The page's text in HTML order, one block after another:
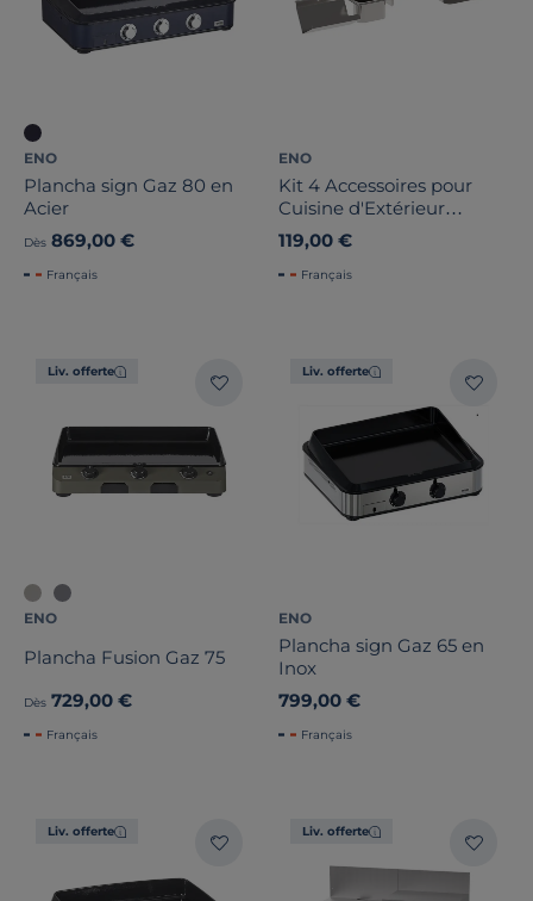
ENO
Plancha sign Gaz 80 en
Acier
Dès 869,00 €
Français
ENO
Kit 4 Accessoires pour
Cuisine d'Extérieur
Modulo en Inox
119,00 €
Français
Liv. offerte
ENO
Plancha Fusion Gaz 75
Dès 729,00 €
Français
Liv. offerte
ENO
Plancha sign Gaz 65 en
Inox
799,00 €
Français
Liv. offerte Liv. offerte